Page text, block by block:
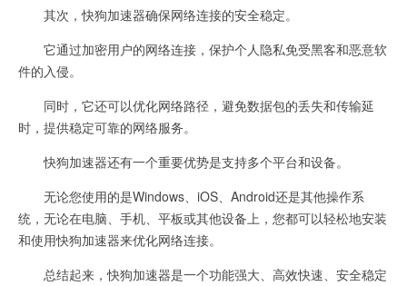
其次，快狗加速器确保网络连接的安全稳定。
它通过加密用户的网络连接，保护个人隐私免受黑客和恶意软
件的入侵。
同时，它还可以优化网络路径，避免数据包的丢失和传输延
时，提供稳定可靠的网络服务。
快狗加速器还有一个重要优势是支持多个平台和设备。
无论您使用的是Windows、iOS、Android还是其他操作系
统，无论在电脑、手机、平板或其他设备上，您都可以轻松地安装
和使用快狗加速器来优化网络连接。
总结起来，快狗加速器是一个功能强大、高效快速、安全稳定